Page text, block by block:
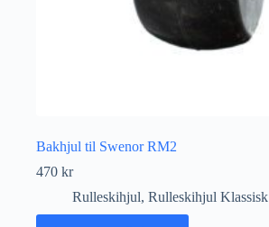
Bakhjul til Swenor RM2
470 kr
Rulleskihjul, Rulleskihjul Klassisk